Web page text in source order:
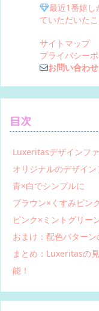
最近1番嬉し
ていただいた
サイトマップ
プライバシー
お問い合わ
目次
Luxeritasデザインフ
オリジナルのデザイ
青×白でシンプルに
ブラウン×くすみピン
ピンク×ミントグリー
おまけ：配色パター
まとめ：Luxeritasの
能！